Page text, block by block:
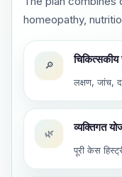
homeopathy,
🔎 चिकित्सकीय
लक्षण, जांच,
🌿 व्यक्तिगत
पूरी केस